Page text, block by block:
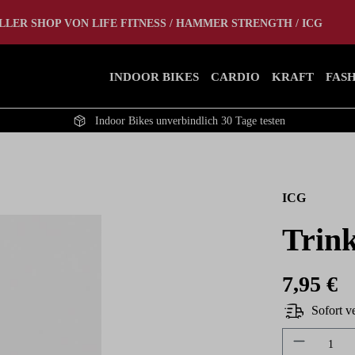
SHOP VON LIFE FITNESS / HAMMER STRENGTH / ICG
INDOOR BIKES CARDIO KRAFT
Indoor Bikes unverbindlich 30 Tage testen
ICG
7,95 €
Sofort